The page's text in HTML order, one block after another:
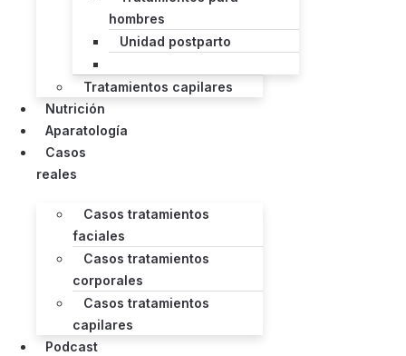
hombres
Unidad postparto
Tratamientos capilares
Nutrición
Aparatología
Casos
reales
Casos tratamientos
faciales
Casos tratamientos
corporales
Casos tratamientos
capilares
Podcast